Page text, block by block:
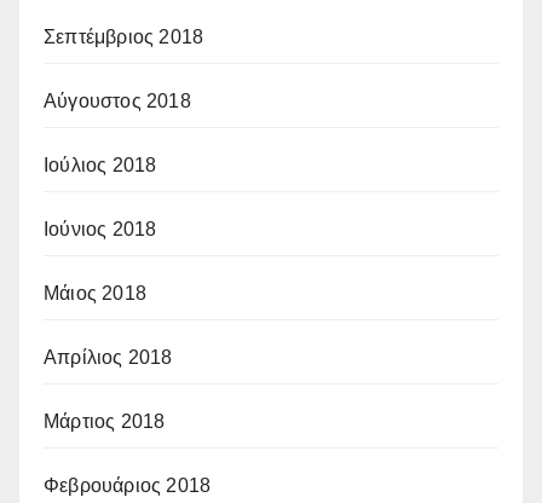
Σεπτέμβριος 2018
Αύγουστος 2018
Ιούλιος 2018
Ιούνιος 2018
Μάιος 2018
Απρίλιος 2018
Μάρτιος 2018
Φεβρουάριος 2018